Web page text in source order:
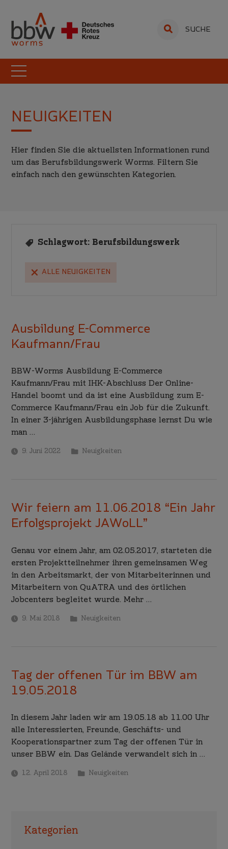
SUCHE
NEUIGKEITEN
Hier finden Sie die aktuellsten Informationen rund
um das Berufsbildungswerk Worms. Filtern Sie
einfach nach den gewünschten Kategorien.
Schlagwort: Berufsbildungswerk
ALLE NEUIGKEITEN
Ausbildung E-Commerce
Kaufmann/Frau
BBW-Worms Ausbildung E-Commerce
Kaufmann/Frau mit IHK-Abschluss Der Online-
Handel boomt und da ist eine Ausbildung zum E-
Commerce Kaufmann/Frau ein Job für die Zukunft.
In einer 3-jährigen Ausbildungsphase lernst Du wie
man …
9. Juni 2022 Neuigkeiten
Wir feiern am 11.06.2018 “Ein Jahr
Erfolgsprojekt JAWoLL”
Genau vor einem Jahr, am 02.05.2017, starteten die
ersten Projektteilnehmer ihren gemeinsamen Weg
in den Arbeitsmarkt, der von Mitarbeiterinnen und
Mitarbeitern von QuATRA und des örtlichen
Jobcenters begleitet wurde. Mehr …
9. Mai 2018 Neuigkeiten
Tag der offenen Tür im BBW am
19.05.2018
In diesem Jahr laden wir am 19.05.18 ab 11.00 Uhr
alle Interessierten, Freunde, Geschäfts- und
Kooperationspartner zum Tag der offenen Tür in
unser BBW ein. Das Gelände verwandelt sich in …
12. April 2018 Neuigkeiten
Kategorien